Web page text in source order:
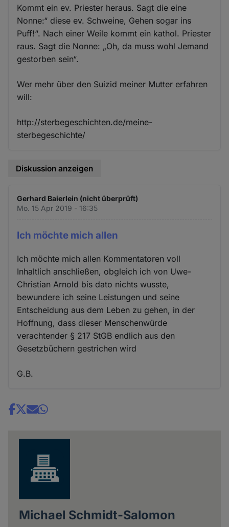
Kommt ein ev. Priester heraus. Sagt die eine
Nonne:“ diese ev. Schweine, Gehen sogar ins
Puff!“. Nach einer Weile kommt ein kathol. Priester
raus. Sagt die Nonne: „Oh, da muss wohl Jemand
gestorben sein“.
Wer mehr über den Suizid meiner Mutter erfahren
will:
http://sterbegeschichten.de/meine-
sterbegeschichte/
Diskussion anzeigen
Gerhard Baierlein (nicht überprüft)
Mo. 15 Apr 2019 - 16:35
Ich möchte mich allen
Ich möchte mich allen Kommentatoren voll
Inhaltlich anschließen, obgleich ich von Uwe-
Christian Arnold bis dato nichts wusste,
bewundere ich seine Leistungen und seine
Entscheidung aus dem Leben zu gehen, in der
Hoffnung, dass dieser Menschenwürde
verachtender § 217 StGB endlich aus den
Gesetzbüchern gestrichen wird
G.B.
Share
Michael Schmidt-Salomon